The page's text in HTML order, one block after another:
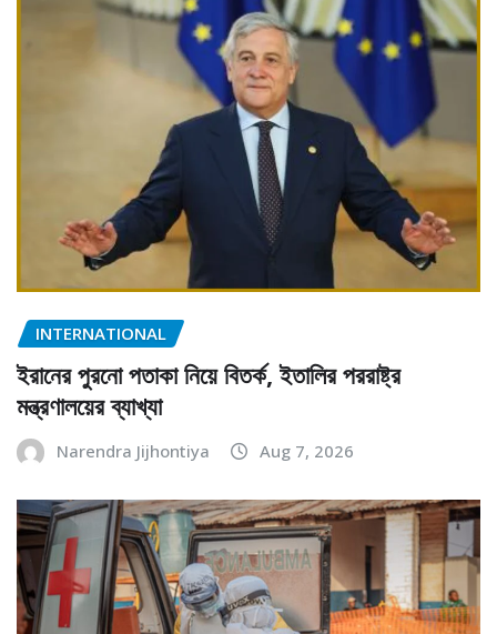
INTERNATIONAL
ইরানের পুরনো পতাকা নিয়ে বিতর্ক, ইতালির পররাষ্ট্র
মন্ত্রণালয়ের ব্যাখ্যা
Narendra Jijhontiya Aug 7, 2026